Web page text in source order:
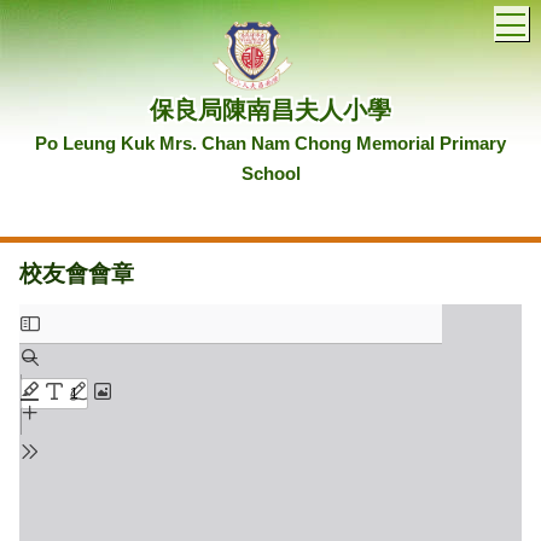
保良局陳南昌夫人小學
Po Leung Kuk Mrs. Chan Nam Chong Memorial Primary
School
校友會會章